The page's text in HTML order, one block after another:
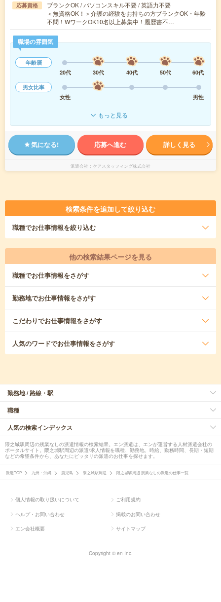
応募資格
ブランクOK / パソコンスキル不要 / 英語力不要
＜無資格OK！＞介護の経験をお持ちの方ブランクOK・年齢
不問！WワークOK10名以上募集中！履歴書不…
職場の雰囲気
年齢層
20代
30代 40代 50代
60代
男女比率
女性
男性
もっと見る
気になる! 応募へ進む 詳しく見る
派遣会社 ケアスタッフィング株式会社
検索条件を追加して絞り込む
職種でお仕事情報を絞り込む
他の検索結果ページを見る
職種でお仕事情報をさがす
勤務地でお仕事情報をさがす
こだわりでお仕事情報をさがす
人気のワードでお仕事情報をさがす
勤務地 / 路線・駅
職種
人気の検索インデックス
隈之城駅周辺の残業なしの派遣情報の検索結果。エン派遣は、エンが運営する人材派遣会社の
ポータルサイト。隈之城駅周辺の派遣/求人情報を職種、勤務地、時給、勤務時間、長期・短期
などの希望条件から、あなたにピッタリの派遣のお仕事を探せます。
派遣TOP 九州・沖縄 鹿児島 隈之城駅周辺 隈之城駅周辺 残業なしの派遣の仕事一覧
個人情報の取り扱いについて ご利用規約
ヘルプ・お問い合わせ 掲載のお問い合わせ
エン会社概要 サイトマップ
Copyright © en Inc.